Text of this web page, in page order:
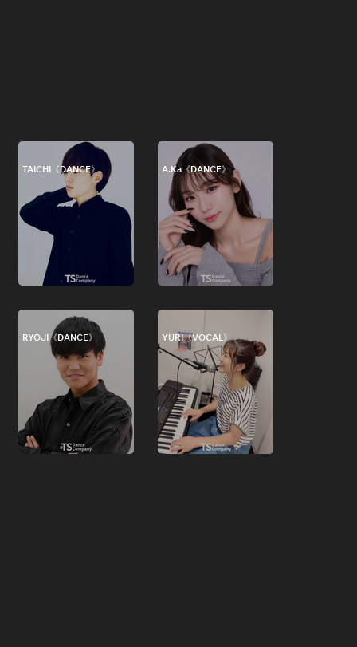
TAICHI《DANCE》 A.Ka《DANCE》
RYOJI《DANCE》 YURI《VOCAL》